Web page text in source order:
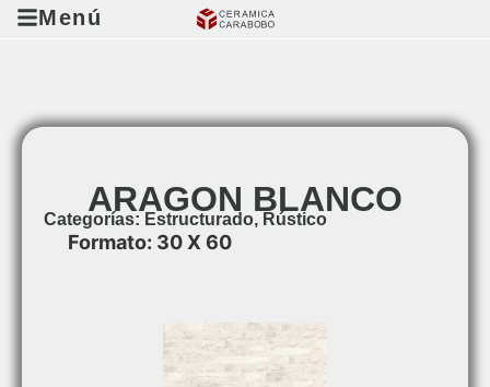
Menú
ARAGON BLANCO
Categorías: Estructurado, Rústico
Formato: 30 X 60